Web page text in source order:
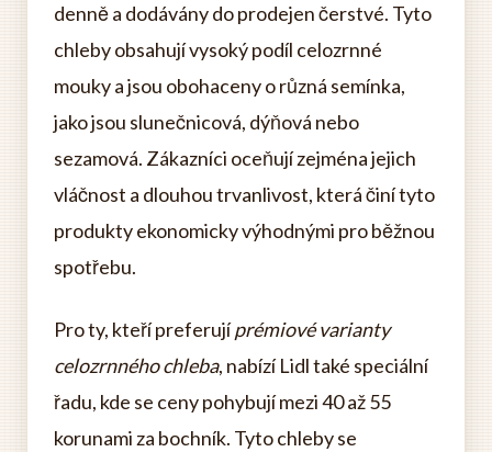
denně a dodávány do prodejen čerstvé. Tyto
chleby obsahují vysoký podíl celozrnné
mouky a jsou obohaceny o různá semínka,
jako jsou slunečnicová, dýňová nebo
sezamová. Zákazníci oceňují zejména jejich
vláčnost a dlouhou trvanlivost, která činí tyto
produkty ekonomicky výhodnými pro běžnou
spotřebu.
Pro ty, kteří preferujíprémiové varianty
celozrnného chleba, nabízí Lidl také speciální
řadu, kde se ceny pohybují mezi 40 až 55
korunami za bochník. Tyto chleby se